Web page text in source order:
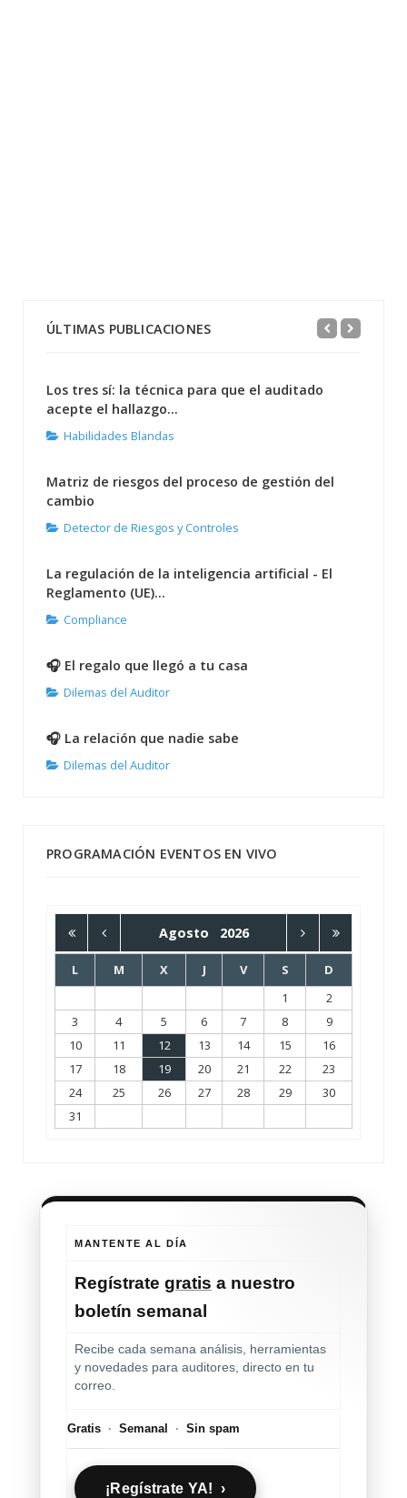
ÚLTIMAS PUBLICACIONES
Los tres sí: la técnica para que el auditado
acepte el hallazgo...
Habilidades Blandas
Matriz de riesgos del proceso de gestión del
cambio
Detector de Riesgos y Controles
La regulación de la inteligencia artificial - El
Reglamento (UE)...
Compliance
🎧 El regalo que llegó a tu casa
Dilemas del Auditor
🎧 La relación que nadie sabe
Dilemas del Auditor
PROGRAMACIÓN EVENTOS EN VIVO
Agosto 2026
L M X J V S
D
1
2
3
4 5 6 7 8
9
10
11 12 13 14 15
16
17
18 19 20 21 22
23
24
25 26 27 28 29
30
31
MANTENTE AL DÍA
Regístrate gratis a nuestro
boletín semanal
Recibe cada semana análisis, herramientas
y novedades para auditores, directo en tu
correo.
Gratis · Semanal · Sin spam
¡Regístrate YA! ›